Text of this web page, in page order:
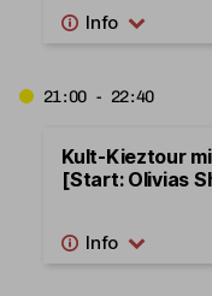
21:00 - 22:40
Kult-Kieztour
[Start: Olivias